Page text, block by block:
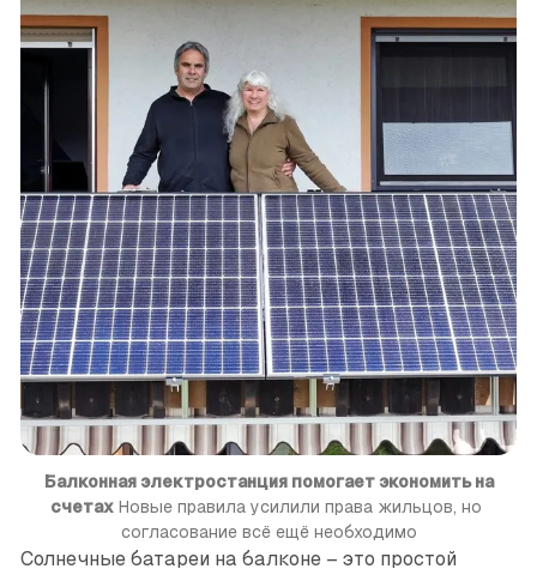
Балконная электростанция помогает экономить на
счетах Новые правила усилили права жильцов, но
согласование всё ещё необходимо
Солнечные батареи на балконе – это простой